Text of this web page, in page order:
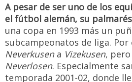
A pesar de ser uno de los
el fútbol alemán, su
una copa en 1993 más un
subcampeonatos de liga. Por
Neverkusena Vizekusen, pero
Neverlosen. Especialmente
temporada 2001-02, donde